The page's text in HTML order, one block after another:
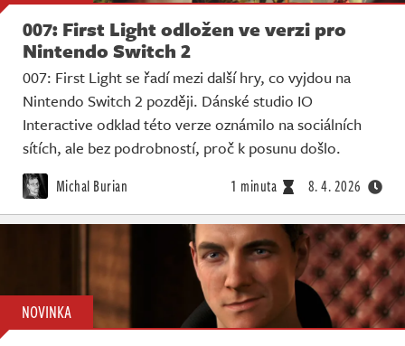
007: First Light odložen ve verzi pro
Nintendo Switch 2
007: First Light se řadí mezi další hry, co vyjdou na
Nintendo Switch 2 později. Dánské studio IO
Interactive odklad této verze oznámilo na sociálních
sítích, ale bez podrobností, proč k posunu došlo.
Michal Burian 1 minuta 8. 4. 2026
NOVINKA